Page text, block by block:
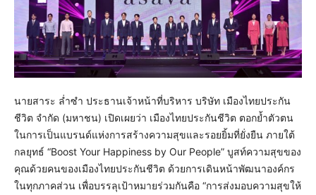
นายสาระ ล่ำซำ ประธานเจ้าหน้าที่บริหาร บริษัท เมืองไทยประกัน
ชีวิต จำกัด (มหาชน) เปิดเผยว่า เมืองไทยประกันชีวิต ตอกย้ำตัวตน
ในการเป็นแบรนด์แห่งการสร้างความสุขและรอยยิ้มที่ยั่งยืน ภายใต้
กลยุทธ์ “Boost Your Happiness by Our People” บูสท์ความสุขของ
คุณด้วยคนของเมืองไทยประกันชีวิต ด้วยการเดินหน้าพัฒนาองค์กร
ในทุกภาคส่วน เพื่อบรรลุเป้าหมายร่วมกันคือ “การส่งมอบความสุขให้